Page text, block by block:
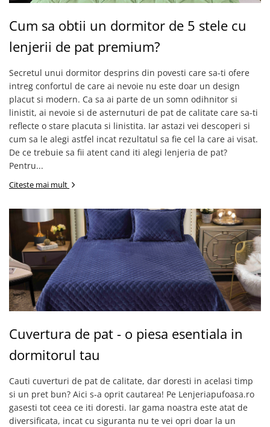
Cum sa obtii un dormitor de 5 stele cu
lenjerii de pat premium?
Secretul unui dormitor desprins din povesti care sa-ti ofere
intreg confortul de care ai nevoie nu este doar un design
placut si modern. Ca sa ai parte de un somn odihnitor si
linistit, ai nevoie si de asternuturi de pat de calitate care sa-ti
reflecte o stare placuta si linistita. Iar astazi vei descoperi si
cum sa le alegi astfel incat rezultatul sa fie cel la care ai visat.
De ce trebuie sa fii atent cand iti alegi lenjeria de pat?
Pentru...
Citeste mai mult
Cuvertura de pat - o piesa esentiala in
dormitorul tau
Cauti cuverturi de pat de calitate, dar doresti in acelasi timp
si un pret bun? Aici s-a oprit cautarea! Pe Lenjeriapufoasa.ro
gasesti tot ceea ce iti doresti. Iar gama noastra este atat de
diversificata, incat cu siguranta nu te vei opri doar la un